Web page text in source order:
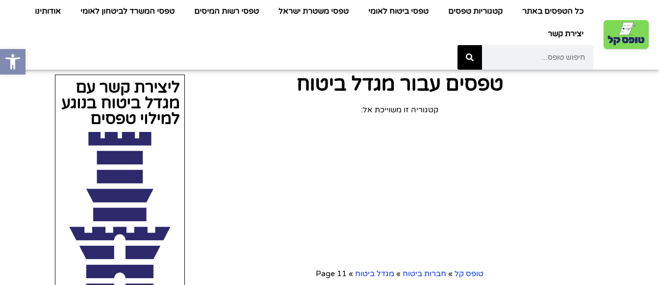
כל הטפסים באתר קטגוריות טפסים טפסי ביטוח לאומי טפסי משטרת ישראל טפסי רשות המיסים טפסי המשרד לביטחון לאומי אודותינו
יצירת קשר
טפסים עבור מגדל ביטוח
קטגוריה זו משוייכת אל:
טופס קל » חברות ביטוח » מגדל ביטוח »
ליצירת קשר עם
מגדל ביטוח בנוגע
למילוי טפסים
פתח